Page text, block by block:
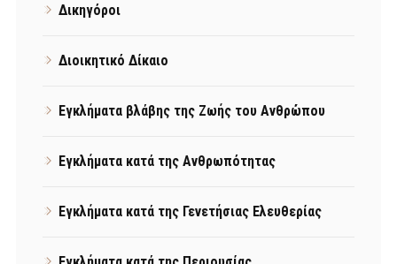
Δικηγόροι
Διοικητικό Δίκαιο
Εγκλήματα βλάβης της Ζωής του Ανθρώπου
Εγκλήματα κατά της Ανθρωπότητας
Εγκλήματα κατά της Γενετήσιας Ελευθερίας